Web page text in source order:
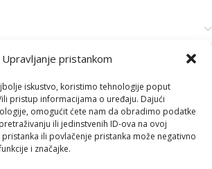
Upravljanje pristankom
iskustvo, koristimo tehnologije poput
pristup informacijama o uređaju. Dajući
omogućit ćete nam da obradimo podatke
ili jedinstvenih ID-ova na ovoj
ili povlačenje pristanka može negativno
i značajke.
300 Lukavac